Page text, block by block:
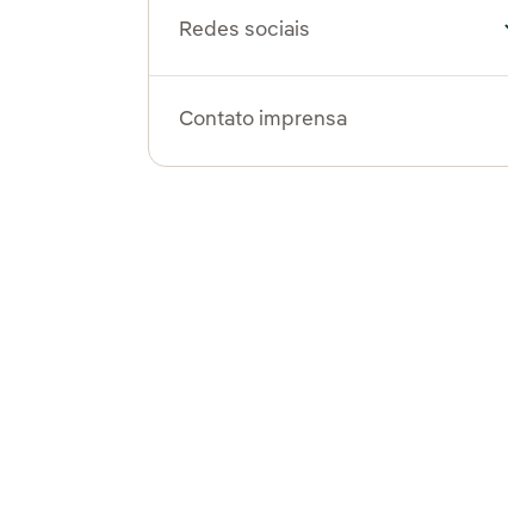
Redes sociais
Contato imprensa